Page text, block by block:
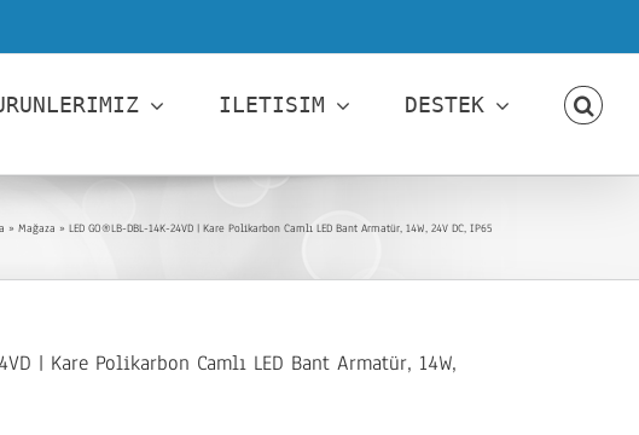
ILETISIM DESTEK
» Mağaza » LED GO®LB-DBL-14K-24VD | Kare Polikarbon Camlı LED Bant Armatür, 14W, 24V DC, IP65
| Kare Polikarbon Camlı LED Bant Armatür, 14W,